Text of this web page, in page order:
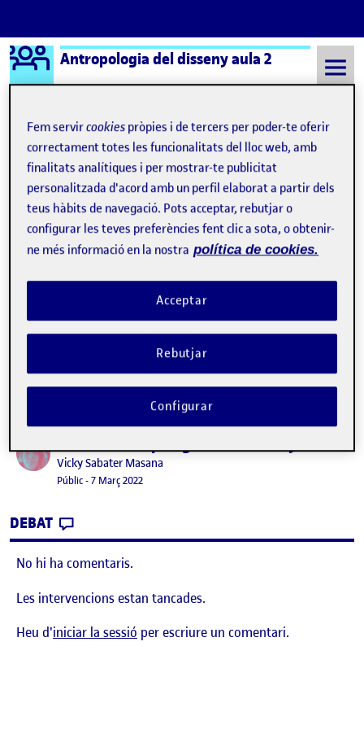
Saltar al contingut
Logo Ágora
Antropologia del disseny aula 2
Semestre 20212 - Aula 2 7 Març, 2022
7 Març, 2022
PAC 1: L’antropologia en el disseny
Publicat per
Vicky Sabater Masana
Visibilitat:
Públic-Data de publicació
7 Març 20227 març, 2022 10:03 pm
DEBAT
No hi ha comentaris.
Les intervencions estan tancades.
Heu d'iniciar la sessió per escriure un comentari.
Fem servircookies pròpies i de tercers per poder-te oferir
correctament totes les funcionalitats del lloc web, amb
finalitats analítiques i per mostrar-te publicitat
personalitzada d'acord amb un perfil elaborat a partir dels
teus hàbits de navegació. Pots acceptar, rebutjar o
configurar les teves preferències fent clic a sota, o obtenir-
ne més informació en la nostra política de cookies.
Rebutjar
Acceptar
Configurar